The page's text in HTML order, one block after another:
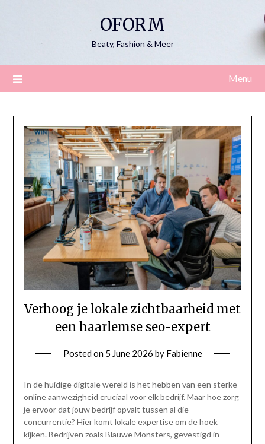
OFORM
Beaty, Fashion & Meer
Menu
Verhoog je lokale zichtbaarheid met
een haarlemse seo-expert
Posted on 5 June 2026 by Fabienne
In de huidige digitale wereld is het hebben van een sterke
online aanwezigheid cruciaal voor elk bedrijf. Maar hoe zorg
je ervoor dat jouw bedrijf opvalt tussen al die
concurrentie? Hier komt lokale expertise om de hoek
kijken. Bedrijven zoals Blauwe Monsters, gevestigd in